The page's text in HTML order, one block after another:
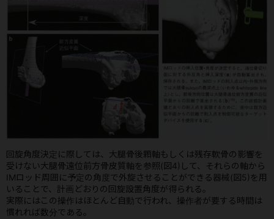
回旋角度決定に際しては、大腿骨後顆軸もしくは残存軟骨の影響を
受けない大腿骨遠位前方骨皮質軸を参照(図4)して、それらの軸から
IMロッド周囲に予定の角度で外旋させることができる器械(図5)を用
いることで、計画どおりの回旋設置角度が得られる。
実際にはこの操作はほとんど自動で行われ、操作者が要する時間は
慣れれば数分である。